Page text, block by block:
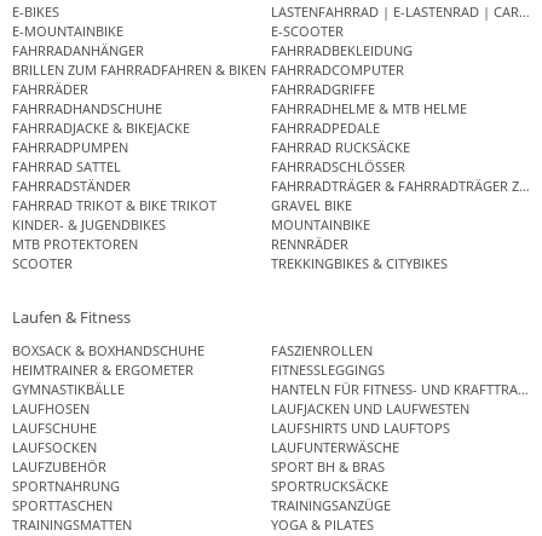
E-BIKES
LASTENFAHRRAD | E-LASTENRAD |
E-MOUNTAINBIKE
E-SCOOTER
FAHRRADANHÄNGER
FAHRRADBEKLEIDUNG
BRILLEN ZUM FAHRRADFAHREN & BIKEN FAHRRADCOMPUTER
FAHRRÄDER
FAHRRADGRIFFE
FAHRRADHANDSCHUHE
FAHRRADHELME & MTB HELME
FAHRRADJACKE & BIKEJACKE
FAHRRADPEDALE
FAHRRADPUMPEN
FAHRRAD RUCKSÄCKE
FAHRRAD SATTEL
FAHRRADSCHLÖSSER
FAHRRADSTÄNDER
FAHRRADTRÄGER & FAHRRADTRÄGER
FAHRRAD TRIKOT & BIKE TRIKOT
GRAVEL BIKE
KINDER- & JUGENDBIKES
MOUNTAINBIKE
MTB PROTEKTOREN
RENNRÄDER
SCOOTER
TREKKINGBIKES & CITYBIKES
Laufen & Fitness
BOXSACK & BOXHANDSCHUHE
FASZIENROLLEN
HEIMTRAINER & ERGOMETER
FITNESSLEGGINGS
GYMNASTIKBÄLLE
HANTELN FÜR FITNESS- UND
LAUFHOSEN
LAUFJACKEN UND LAUFWESTEN
LAUFSCHUHE
LAUFSHIRTS UND LAUFTOPS
LAUFSOCKEN
LAUFUNTERWÄSCHE
LAUFZUBEHÖR
SPORT BH & BRAS
SPORTNAHRUNG
SPORTRUCKSÄCKE
SPORTTASCHEN
TRAININGSANZÜGE
TRAININGSMATTEN
YOGA & PILATES